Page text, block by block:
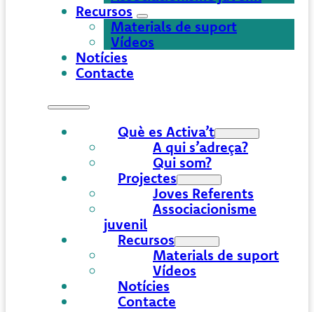
Recursos
Materials de suport
Vídeos
Notícies
Contacte
Què es Activa’t
A qui s’adreça?
Qui som?
Projectes
Joves Referents
Associacionisme
juvenil
Recursos
Materials de suport
Vídeos
Notícies
Contacte